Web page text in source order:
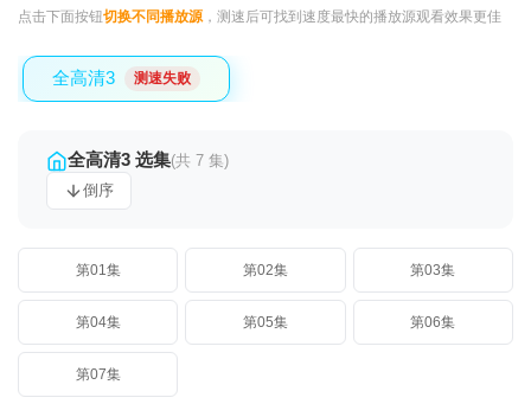
点击下面按钮切换不同播放源，测速后可找到速度最快的播放源观看效果更佳
全高清3 测速失败
全高清3 选集(共 7 集)
倒序
第01集 第02集 第03集
第04集 第05集 第06集
第07集